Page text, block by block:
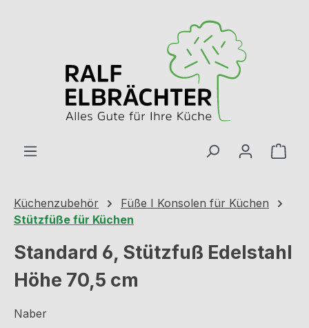
Küchenzubehör
Füße I Konsolen für Küchen
Stützfüße für Küchen
Standard 6, Stützfuß Edelstahl
Höhe 70,5 cm
Naber